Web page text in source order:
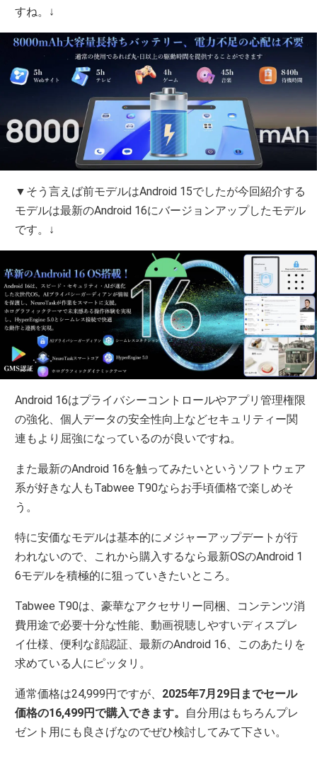
すね。↓
▼そう言えば前モデルはAndroid 15でしたが今回紹介する
モデルは最新のAndroid 16にバージョンアップしたモデル
です。↓
Android 16はプライバシーコントロールやアプリ管理権限
の強化、個人データの安全性向上などセキュリティー関
連もより屈強になっているのが良いですね。
また最新のAndroid 16を触ってみたいというソフトウェア
系が好きな人もTabwee T90ならお手頃価格で楽しめそ
う。
特に安価なモデルは基本的にメジャーアップデートが行
われないので、これから購入するなら最新OSのAndroid 1
6モデルを積極的に狙っていきたいところ。
Tabwee T90は、豪華なアクセサリー同梱、コンテンツ消
費用途で必要十分な性能、動画視聴しやすいディスプレ
イ仕様、便利な顔認証、最新のAndroid 16、このあたりを
求めている人にピッタリ。
通常価格は24,999円ですが、 2025年7月29日までセール
価格の16,499円で購入できます。 自分用はもちろんプレ
ゼント用にも良さげなのでぜひ検討してみて下さい。